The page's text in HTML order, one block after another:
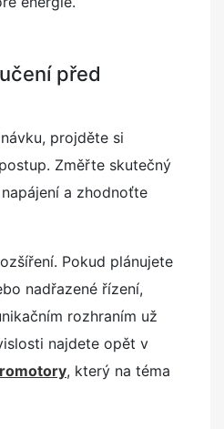
před
projděte si
Změřte skutečný
a zhodnoťte
Pokud plánujete
nadřazené řízení,
rozhraním už
najdete opět v
, který na téma